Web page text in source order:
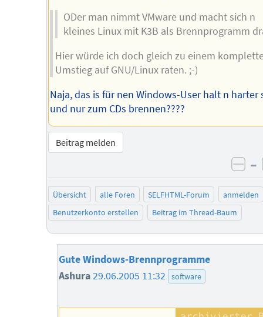
ODer man nimmt VMware und macht sich n
kleines Linux mit K3B als Brennprogramm
Hier würde ich doch gleich zu einem
Umstieg auf GNU/Linux raten. ;-)
Naja, das is für nen Windows-User halt n harter
und nur zum CDs brennen????
Beitrag melden
–
Übersicht alle Foren SELFHTML-Forum
anmelden
Benutzerkonto erstellen
Beitrag im Thread-Baum
Gute Windows-Brennprogramme
Ashura29.06.2005 11:32 software